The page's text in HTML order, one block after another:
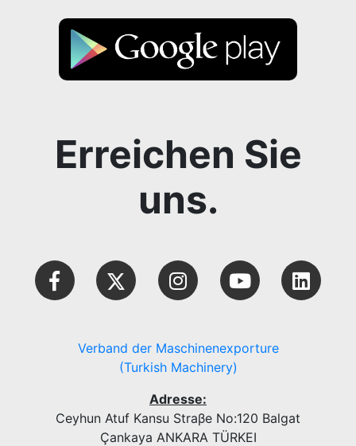
Erreichen Sie
uns.
Verband der Maschinenexporture
(Turkish Machinery)
Adresse:
Ceyhun Atuf Kansu Straβe No:120 Balgat
Çankaya ANKARA TÜRKEI